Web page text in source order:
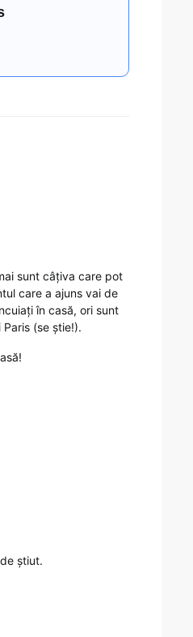
sunt câțiva care pot
care a ajuns vai de
în casă, ori sunt
(se știe!).
știut.